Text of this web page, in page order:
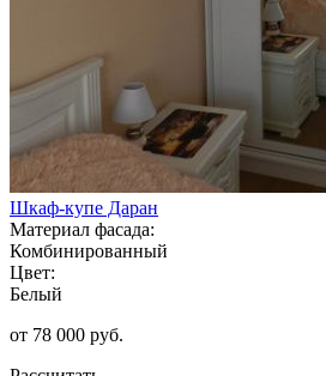
Шкаф-купе Даран
Материал фасада:
Комбинированный
Цвет:
Белый
от 78 000 руб.